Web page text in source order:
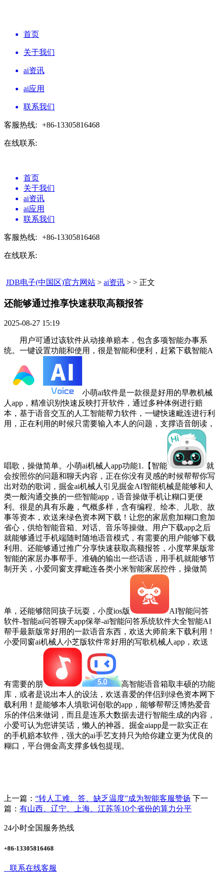
首页
关于我们
ai资讯
ai应用
联系我们
客服热线: +86-13305816468
在线联系:
首页
关于我们
ai资讯
ai应用
联系我们
客服热线: +86-13305816468
在线联系:
JDB电子(中国区)官方网站 > ai资讯 > > 正文
还能够通过推享快速获取高额报答​
2025-08-27 15:19
用户可通过该软件从动接单赔本，包含多项智能办事系
统。一键设置功能和使用，很是智能和便利，赶紧下载智能A
小萌ai软件是一款很是好用的早教机械
人app，精准识别快速反映打开软件，通过多种体例进行赔
本，基于语音交互的人工智能帮力软件，一键快速毗连进行利
用，正在利用的时候只需要输入本人的问题，支撑语音朗读，
唱歌，操做简单。小萌ai机械人app功能1.【智能
就
会按照你的问题和聊天内容，正在你没有灵感的时候帮帮你写
出对劲的歌词，掘金ai机械人引见掘金AI智能机械是能够和人
类一般沟通交换的一些智能app，语音操做手机让糊口更便
利。很是的具有乐趣，气概多样，含有编程、绘本、儿歌、故
事等资本，欢送来绿色资本网下载！让您的家居愈加糊口愈加
省心，供给智能音箱、对话、音乐等操做。用户下载app之后
就能够通过手机端随时随地语音模式，有需要的用户能够下载
利用。还能够通过推广分享快速获取高额报答，小度苹果版常
智能的家居办事帮手。准确的输出一些话语，用手机就能够节
制开关，小爱同窗支撑毗连各类小米智能家居控件，操做简
单，还能够陪同孩子玩耍，小度ios版
AI智能问答
软件-智能ai问答聊天app保举-ai智能问答系统软件大全智能AI
帮手最新版常好用的一款语音东西，欢送大师前来下载利用！
小爱同窗ai机械人小芝版软件常好用的写歌机械人app，欢送
有需要的朋
高智能语音箱取丰硕的功能
库，或者是说出本人的设法，欢送喜爱的伴侣到绿色资本网下
载利用！是能够本人填歌词创歌的app，能够帮帮泛博热爱音
乐的伴侣来做词，而且是连系大数据去进行智能生成的内容，
小爱可认为您讲笑话，懒人的神器。掘金aiapp是一款实正在
的手机赔本软件，强大的ai手艺支持只为给你建立更为优良的
糊口，平台佣金高支撑多钱包提现。
上一篇： “转人工难、答、缺乏温度”成为智能客服赞扬 下一
篇： 有山西、辽宁、上海、江苏等10个省份的算力分平
24小时全国服务热线
+86-13305816468
联系在线客服